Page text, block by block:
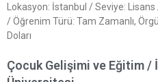
Lokasyon: İstanbul / Seviye:
/ Öğrenim Türü: Tam Zamanlı,
Doları
Çocuk Gelişimi ve Eğitim /